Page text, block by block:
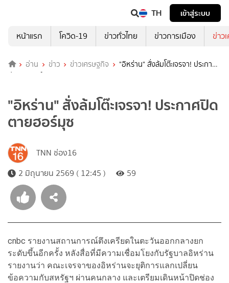
TH
เข้าสู่ระบบ
หน้าแรก
โควิด-19 ข่าวทั่วไทย ข่าวการเมือง ข่าว
อ่าน ข่าว ข่าวเศรษฐกิจ
"อิหร่าน" สั่งล้มโต๊ะเจรจา! ประกาศ
ปิดตายฮอร์มุซ
"อิหร่าน" สั่งล้มโต๊ะเจรจา! ประกาศปิด
ตายฮอร์มุซ
TNN ช่อง16
2 มิถุนายน 2569 ( 12:45 )
59
cnbc รายงานสถานการณ์ตึงเครียดในตะวันออกกลางยก
ระดับขึ้นอีกครั้ง หลังสื่อที่มีความเชื่อมโยงกับรัฐบาลอิหร่าน
รายงานว่า คณะเจรจาของอิหร่านจะยุติการแลกเปลี่ยน
ข้อความกับสหรัฐฯ ผ่านคนกลาง และเตรียมเดินหน้าปิดช่อง